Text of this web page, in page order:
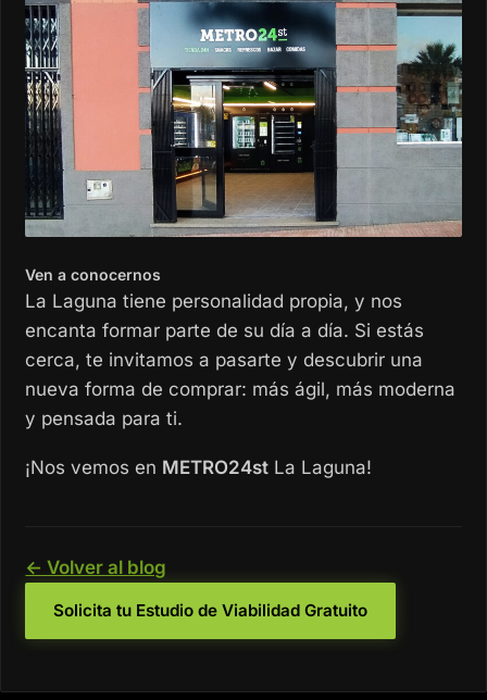
Ven a conocernos
La Laguna tiene personalidad propia, y nos
encanta formar parte de su día a día. Si estás
cerca, te invitamos a pasarte y descubrir una
nueva forma de comprar: más ágil, más moderna
y pensada para ti.
¡Nos vemos en METRO24st La Laguna!
← Volver al blog
Solicita tu Estudio de Viabilidad Gratuito